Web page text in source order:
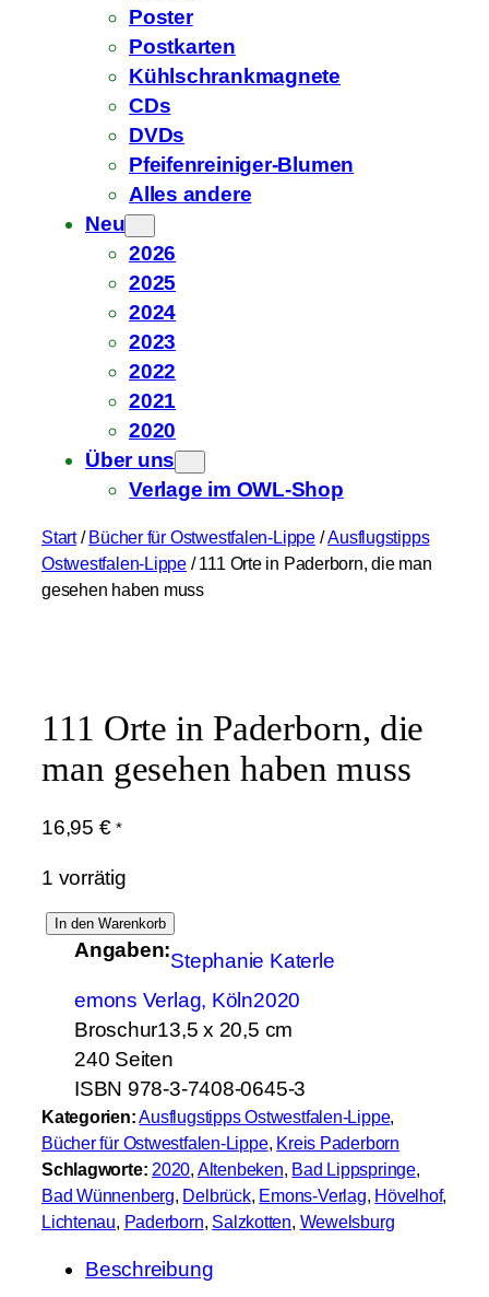
Poster
Postkarten
Kühlschrankmagnete
CDs
DVDs
Pfeifenreiniger-Blumen
Alles andere
Neu
2026
2025
2024
2023
2022
2021
2020
Über uns
Verlage im OWL-Shop
Start/Bücher für Ostwestfalen-Lippe/Ausflugstipps
Ostwestfalen-Lippe / 111 Orte in Paderborn, die man
gesehen haben muss
111 Orte in Paderborn, die
man gesehen haben muss
16,95 € *
1 vorrätig
1
i
n
P
a
In den Warenkorb
Angaben:Stephanie Katerle
emons Verlag, Köln2020
Broschur13,5 x 20,5 cm
240 Seiten
ISBN 978-3-7408-0645-3
Kategorien:Ausflugstipps Ostwestfalen-Lippe
Bücher für Ostwestfalen-Lippe, Kreis Paderborn
Schlagworte: 2020, Altenbeken, Bad Lippspringe
Bad Wünnenberg, Delbrück, Emons-Verlag, Hövelhof
Lichtenau, Paderborn, Salzkotten, Wewelsburg
Beschreibung